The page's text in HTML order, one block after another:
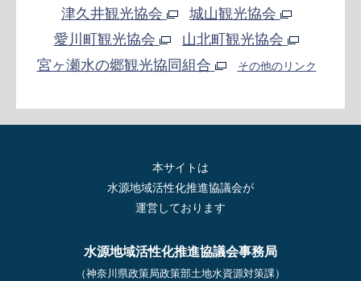
津久井観光協会
城山観光協会
愛川町観光協会
山北町観光協会
宮ヶ瀬水の郷観光協同組合
その他のリンク
本サイトは
水源地域活性化推進協議会が
運営しております
水源地域活性化推進協議会事務局
（神奈川県政策局政策部土地水資源対策課）